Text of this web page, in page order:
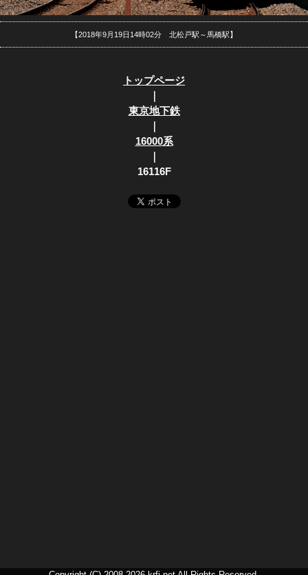
【2018年9月19日14時02分 北松戸駅～馬橋駅】
トップページ
｜
東京地下鉄
｜
16000系
｜
16116F